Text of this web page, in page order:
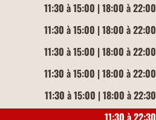
11:30 à 15:00 | 18:00 à 22:00
11:30 à 15:00 | 18:00 à 22:00
11:30 à 15:00 | 18:00 à 22:00
11:30 à 15:00 | 18:00 à 22:00
11:30 à 15:00 | 18:00 à 22:30
11:30 à 22:30